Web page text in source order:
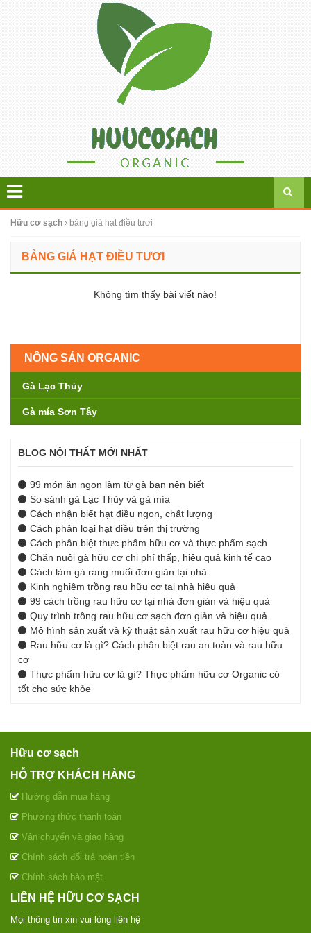
Hữu cơ sạch bảng giá hạt điều tươi
BẢNG GIÁ HẠT ĐIỀU TƯƠI
Không tìm thấy bài viết nào!
NÔNG SẢN ORGANIC
Gà Lạc Thủy
Gà mía Sơn Tây
BLOG NỘI THẤT MỚI NHẤT
99 món ăn ngon làm từ gà bạn nên biết
So sánh gà Lạc Thủy và gà mía
Cách nhận biết hạt điều ngon, chất lượng
Cách phân loại hạt điều trên thị trường
Cách phân biệt thực phẩm hữu cơ và thực phẩm sạch
Chăn nuôi gà hữu cơ chi phí thấp, hiệu quả kinh tế cao
Cách làm gà rang muối đơn giản tại nhà
Kinh nghiệm trồng rau hữu cơ tại nhà hiệu quả
99 cách trồng rau hữu cơ tại nhà đơn giản và hiệu quả
Quy trình trồng rau hữu cơ sạch đơn giản và hiệu quả
Mô hình sản xuất và kỹ thuật sản xuất rau hữu cơ hiệu quả
Rau hữu cơ là gì? Cách phân biệt rau an toàn và rau hữu
cơ
Thực phẩm hữu cơ là gì? Thực phẩm hữu cơ Organic có
tốt cho sức khỏe
Hữu cơ sạch
HỖ TRỢ KHÁCH HÀNG
Hướng dẫn mua hàng
Phương thức thanh toán
Vận chuyển và giao hàng
Chính sách đổi trả hoàn tiền
Chính sách bảo mật
LIÊN HỆ HỮU CƠ SẠCH
Mọi thông tin xin vui lòng liên hệ